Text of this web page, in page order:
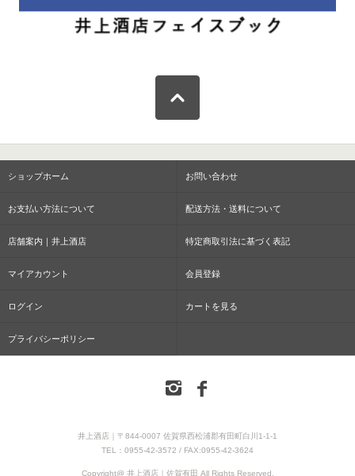
ショップホーム お問い合わせ
お支払い方法について 配送方法・送料について
店舗案内｜井上酒店 特定商取引法に基づく表記
マイアカウント 会員登録
ログイン カートを見る
プライバシーポリシー
井上酒店｜〒844-0007 佐賀県西松浦郡有田町白川1-1-1
TEL：0955-42-3572 / FAX:0955-42-3624
Copyright@ 井上酒店｜佐賀有田 All Rights Reserved.